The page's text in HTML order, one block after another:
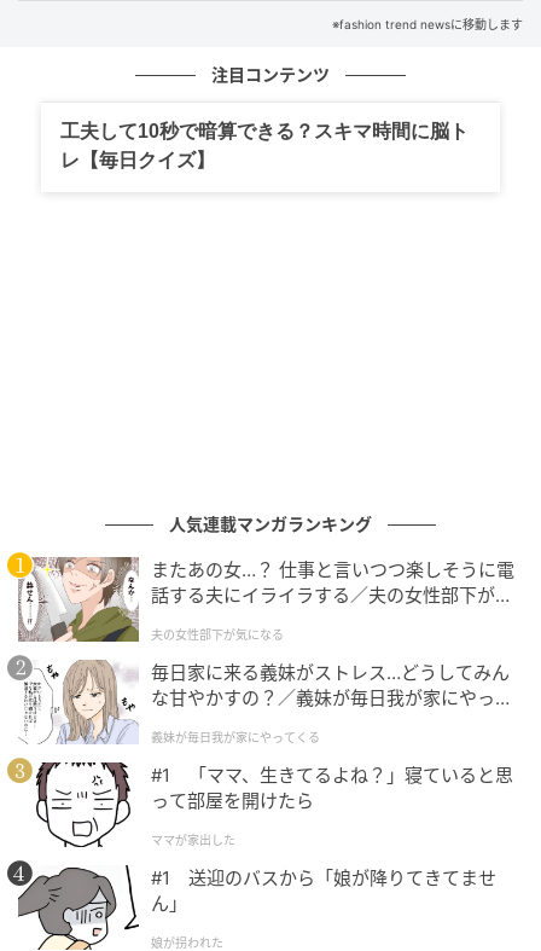
で可愛いが詰まってるアイテム」とコメント。きれい
に広がるシルエット × スリット入りで、シンプルなト
ップスを合わせてもサマになりそうなのが魅力です。
個性あふれるチェッカー柄は、コーデに取り入れるだ
けでグッと新鮮な雰囲気になりそう。ミニワンピとベ
ストを重ねることで、トレンド感抜群のレイヤードス
タイルが完成しています。
ボーダーT × タックパンツでとことんカジュア
ルに
※fashion trend newsに移動します
注目コンテンツ
工夫して10秒で暗算できる？スキマ時間に脳ト
レ【毎日クイズ】
人気連載マンガランキング
またあの女…？ 仕事と言いつつ楽しそうに電
話する夫にイライラする／夫の女性部下が気
夫の女性部下が気になる
毎日家に来る義妹がストレス…どうしてみん
な甘やかすの？／義妹が毎日我が家にやって
が】
義妹が毎日我が家にやってくる
#1 「ママ、生きてるよね？」寝ていると思
って部屋を開けたら
ママが家出した
#1 送迎のバスから「娘が降りてきてませ
ん」
娘が拐われた